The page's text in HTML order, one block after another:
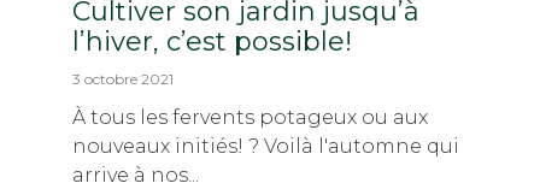
Cultiver son jardin jusqu’à
l’hiver, c’est possible!
3 octobre 2021
À tous les fervents potageux ou aux
nouveaux initiés! ? Voilà l'automne qui
arrive à nos...